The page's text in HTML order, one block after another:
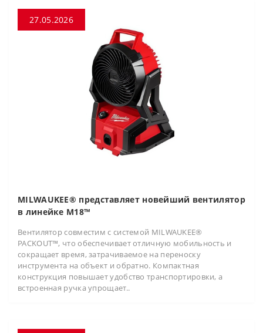
27.05.2026
MILWAUKEE® представляет новейший вентилятор
в линейке M18™
Вентилятор совместим с системой MILWAUKEE®
PACKOUT™, что обеспечивает отличную мобильность и
сокращает время, затрачиваемое на переноску
инструмента на объект и обратно. Компактная
конструкция повышает удобство транспортировки, а
встроенная ручка упрощает..